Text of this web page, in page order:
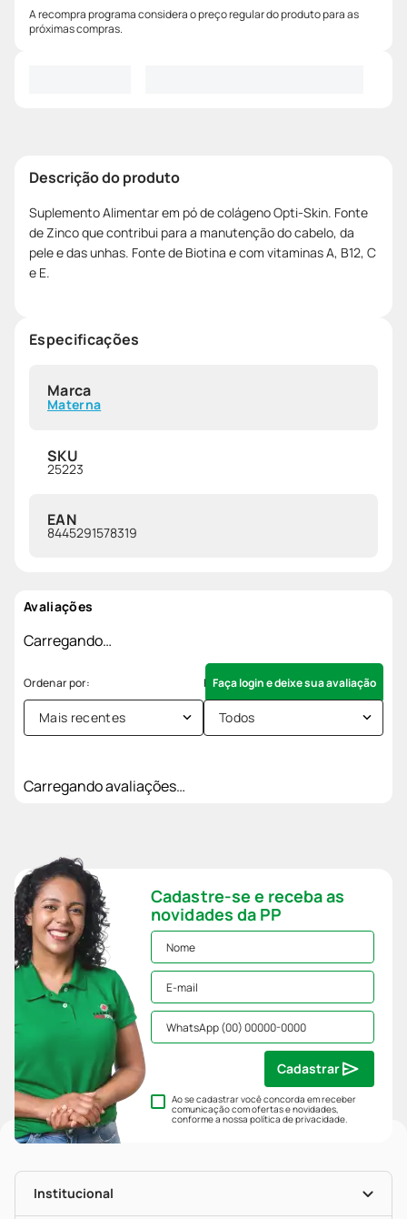
A recompra programa considera o preço regular do produto para as
próximas compras.
Descrição do produto
Suplemento Alimentar em pó de colágeno Opti-Skin. Fonte
de Zinco que contribui para a manutenção do cabelo, da
pele e das unhas. Fonte de Biotina e com vitaminas A, B12, C
e E.
Especificações
Marca
Materna
SKU
25223
EAN
8445291578319
Avaliações
Carregando…
Faça login e deixe sua avaliação
Mais recentes Todos
Carregando avaliações…
Cadastre-se e receba as
novidades da PP
Ao se cadastrar você concorda em receber
comunicação com ofertas e novidades,
conforme a nossapolítica de privacidade.
Cadastrar
Institucional